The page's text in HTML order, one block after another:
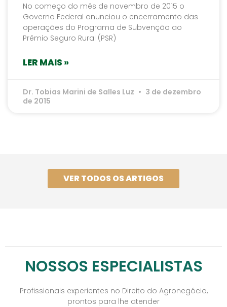
No começo do mês de novembro de 2015 o
Governo Federal anunciou o encerramento das
operações do Programa de Subvenção ao
Prêmio Seguro Rural (PSR)
LER MAIS »
Dr. Tobias Marini de Salles Luz
3 de dezembro
de 2015
VER TODOS OS ARTIGOS
NOSSOS ESPECIALISTAS
Profissionais experientes no Direito do Agronegócio,
prontos para lhe atender